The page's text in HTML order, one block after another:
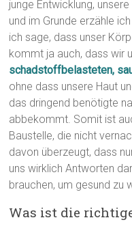
junge Entwicklung,
und im Grunde erzähle
ich sage, dass unser
kommt ja auch, dass wir
schadstoffbelasteten,
ohne dass unsere Haut
das dringend benötigte
abbekommt. Somit ist
Baustelle, die nicht
davon überzeugt, dass
uns wirklich Antworten
brauchen, um gesund zu
Was ist die